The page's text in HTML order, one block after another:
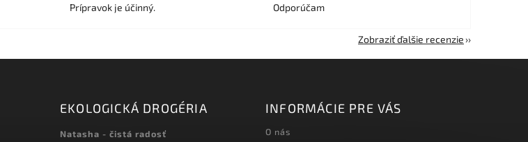
Prípravok je účinný.
Odporúčam
Zobraziť ďalšie recenzie
EKOLOGICKÁ DROGÉRIA
Natasha - čistá radosť
INFORMÁCIE PRE VÁS
O nás